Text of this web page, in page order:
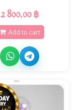
2 800,00 ฿
Add to cart